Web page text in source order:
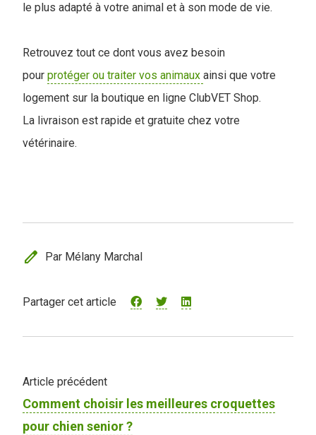
le plus adapté à votre animal et à son mode de vie.
Retrouvez tout ce dont vous avez besoin
pour protéger ou traiter vos animaux ainsi que votre
logement sur la boutique en ligne ClubVET Shop.
La livraison est rapide et gratuite chez votre
vétérinaire.
edit Par Mélany Marchal
Partager cet article
Article précédent
Comment choisir les meilleures croquettes
pour chien senior ?